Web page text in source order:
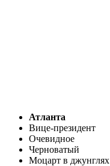
Атланта
Вице-президент
Очевидное
Черноватый
Моцарт в джунглях